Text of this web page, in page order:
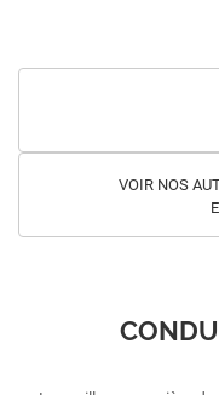
VOIR NOS